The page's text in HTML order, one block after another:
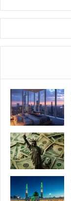
р
р
р
е
к
о
м
е
н
д
о
а